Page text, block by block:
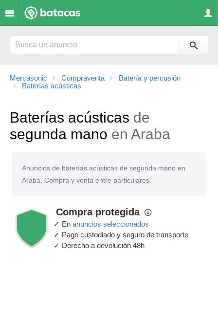
Mercasonic Compraventa
Batería y percusión
Baterías acústicas
Baterías acústicas de
segunda mano en Araba
Anuncios de baterías acústicas de segunda mano en
Araba. Compra y venta entre particulares.
Compra protegida
✓ En anuncios seleccionados
✓ Pago custodiado y seguro de transporte
✓ Derecho a devolución 48h